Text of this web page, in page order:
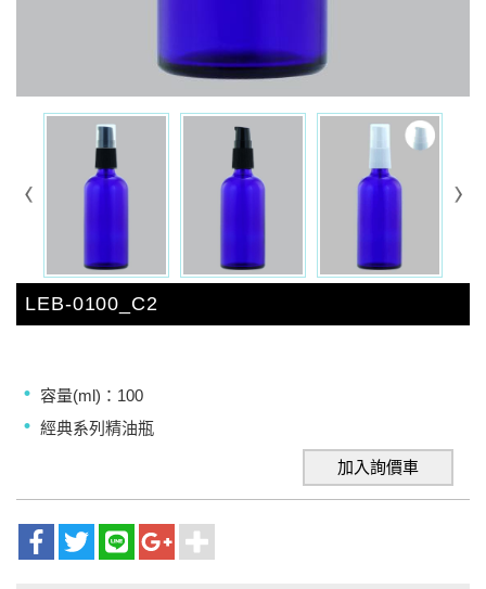
LEB-0100_C2
容量(ml)：100
經典系列精油瓶
加入詢價車